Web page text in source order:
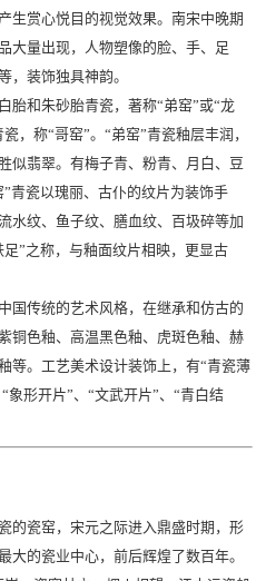
生赏心悦目的视觉效果。南宋中晚期
大量出现，人物塑像的脸、手、足
，装饰独具神韵。
和朱砂胎青瓷，著称“弟窑”或“龙
，称“哥窑”。“弟窑”青瓷釉层丰润，
似翡翠。有梅子青、粉青、月白、豆
青瓷以瑰丽、古仆的纹片为装饰手
水纹、鱼子纹、膳血纹、百圾碎等加
”之称，与釉面纹片相映，更显古
传统的艺术风格，在继承和仿古的
铜色釉、高温黑色釉、虎斑色釉、赫
等。工艺美术设计装饰上，有“青瓷薄
象形开片”、“文武开片”、“青白结
瓷窑，宋元之际进入鼎盛时期，形
大的瓷业中心，前后辉煌了数百年。